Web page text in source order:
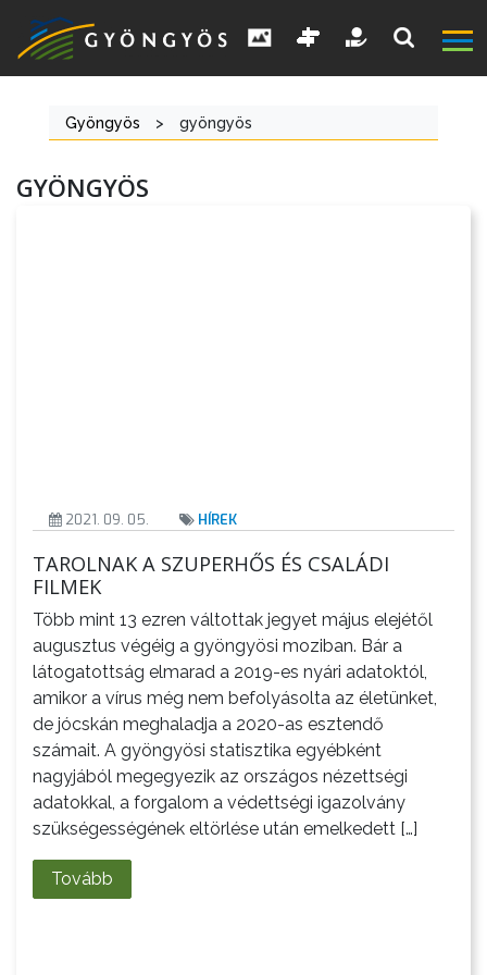
A
VÁROS
KIEMELT
LÁTVÁNYOSSÁGOK
GYÖNGYÖS
VÁROS
ÉRTÉKTÁRA
Gyöngyös > gyöngyös
GYÖNGYÖS
2021. 09. 05. HÍREK
TAROLNAK A SZUPERHŐS ÉS CSALÁDI
FILMEK
Több mint 13 ezren váltottak jegyet május elejétől
augusztus végéig a gyöngyösi moziban. Bár a
látogatottság elmarad a 2019-es nyári adatoktól,
amikor a vírus még nem befolyásolta az életünket,
de jócskán meghaladja a 2020-as esztendő
számait. A gyöngyösi statisztika egyébként
nagyjából megegyezik az országos nézettségi
adatokkal, a forgalom a védettségi igazolvány
szükségességének eltörlése után emelkedett […]
Tovább